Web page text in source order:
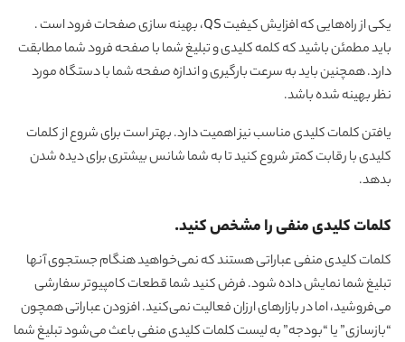
یکی از راه‌هایی که افزایش کیفیت QS، بهینه سازی صفحات فرود است .
باید مطمئن باشید که کلمه کلیدی و تبلیغ شما با صفحه فرود شما مطابقت
دارد. همچنین باید به سرعت بارگیری و اندازه صفحه شما با دستگاه مورد
نظر بهینه شده باشد.
یافتن کلمات کلیدی مناسب نیز اهمیت دارد. بهتر است برای شروع از کلمات
کلیدی با رقابت کمتر شروع کنید تا به شما شانس بیشتری برای دیده شدن
بدهد.
کلمات کلیدی منفی را مشخص کنید.
کلمات کلیدی منفی عباراتی هستند که نمی‌خواهید هنگام جستجوی آنها
تبلیغ شما نمایش داده شود. فرض کنید شما قطعات کامپیوتر سفارشی
می‌فروشید، اما در بازارهای ارزان فعالیت نمی‌کنید. افزودن عباراتی همچون
“بازسازی” یا “بودجه” به لیست کلمات کلیدی منفی باعث می‌شود تبلیغ شما